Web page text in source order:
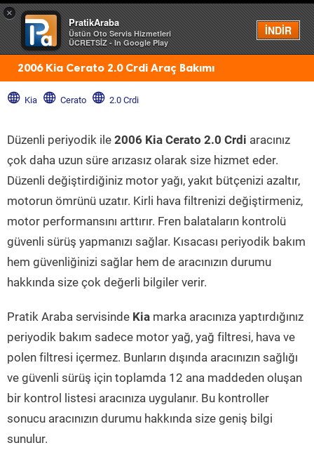
×
PratikAraba
Üstün Oto Servis Hizmetleri
ÜCRETSİZ - In Google Play
İNDİR
Menü
2006 Kia Cerato 2.0 Crdi Araç Bakımı
Kia Cerato 2.0 Crdi
Düzenli periyodik ile 2006 Kia Cerato 2.0 Crdi aracınız
çok daha uzun süre arızasız olarak size hizmet eder.
Düzenli değiştirdiğiniz motor yağı, yakıt bütçenizi azaltır,
motorun ömrünü uzatır. Kirli hava filtrenizi değiştirmeniz,
motor performansını arttırır. Fren balataların kontrolü
güvenli sürüş yapmanızı sağlar. Kısacası periyodik bakım
hem güvenliğinizi sağlar hem de aracınızın durumu
hakkında size çok değerli bilgiler verir.
Pratik Araba servisinde Kia marka aracınıza yaptırdığınız
periyodik bakım sadece motor yağ, yağ filtresi, hava ve
polen filtresi içermez. Bunların dışında aracınızın sağlığı
ve güvenli sürüş için toplamda 12 ana maddeden oluşan
bir kontrol listesi aracınıza uygulanır. Bu kontroller
sonucu aracınızın durumu hakkında size geniş bilgi
sunulur.